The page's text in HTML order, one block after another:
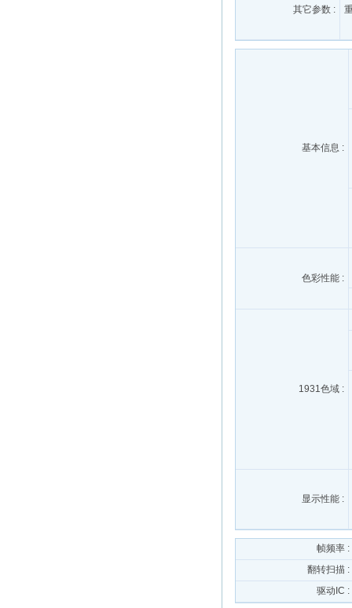
其它参数 :
基本信息 :
色彩性能 :
1931色域 :
显示性能 :
帧频率 :
翻转扫描 :
驱动IC :